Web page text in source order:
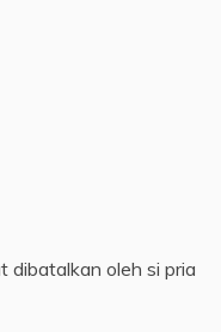
dibatalkan oleh si pria